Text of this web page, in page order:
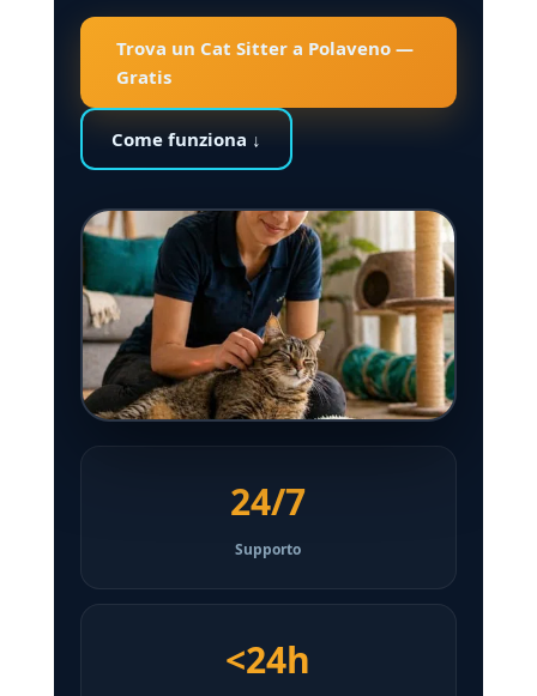
Trova un Cat Sitter a Polaveno —
Gratis
Come funziona ↓
24/7
Supporto
<24h